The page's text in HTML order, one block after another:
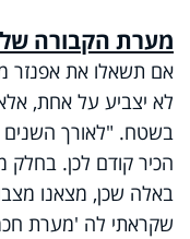
מערת הקבורה של
אם תשאלו את אפנזר
בשטח. "לאורך
הכיר קודם לכן.
באלה שכן, מצאנו